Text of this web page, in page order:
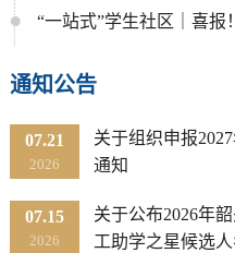
“一站式”学生社区｜喜报！以赛砺技，守护社区—社
通知公告
07.21
2026
关于组织申报
通知
07.15
2026
关于公布2026年
工助学之星候选